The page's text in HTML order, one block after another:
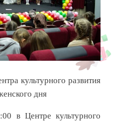
культурного развития
дня
в Центре культурного